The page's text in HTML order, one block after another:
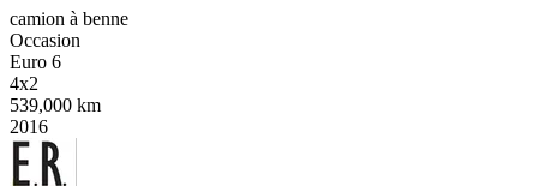
camion à benne
Occasion
Euro 6
4x2
539,000 km
2016